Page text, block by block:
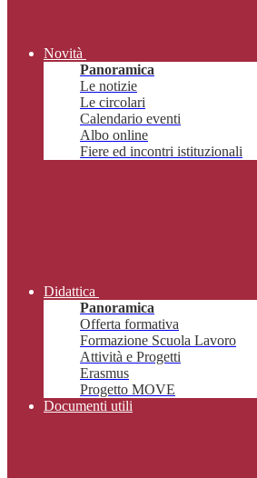
Novità
Panoramica
Le notizie
Le circolari
Calendario eventi
Albo online
Fiere ed incontri istituzionali
Didattica
Panoramica
Offerta formativa
Formazione Scuola Lavoro
Attività e Progetti
Erasmus
Progetto MOVE
Documenti utili